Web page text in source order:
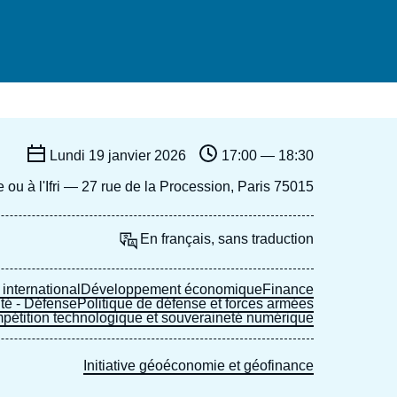
Lundi 19 janvier 2026 17:00 — 18:30
ou à l'Ifri — 27 rue de la Procession, Paris 75015
En français, sans traduction
Développement économiqueFinance
- DéfensePolitique de défense et forces armées
technologique et souveraineté numérique
Initiative géoéconomie et géofinance